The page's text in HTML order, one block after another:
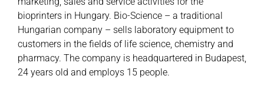
bioprinters in Hungary. Bio-Science – a traditional
Hungarian company – sells laboratory equipment to
customers in the fields of life science, chemistry and
pharmacy. The company is headquartered in Budapest,
24 years old and employs 15 people.